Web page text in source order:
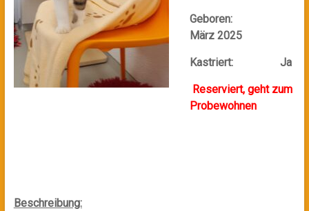
Geboren:
März 2025
Kastriert: Ja
Reserviert, geht zum
Probewohnen
Beschreibung: